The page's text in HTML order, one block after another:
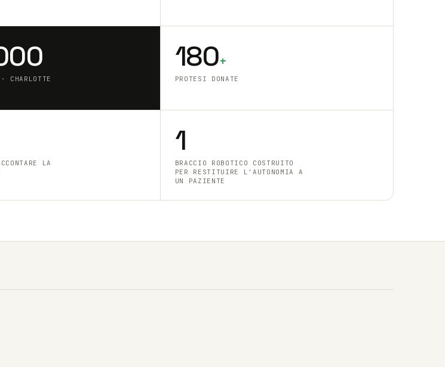
CHARLOTTE
180+
PROTESI DONATE
LA
1
BRACCIO ROBOTICO COSTRUITO
PER RESTITUIRE L'AUTONOMIA A
UN PAZIENTE